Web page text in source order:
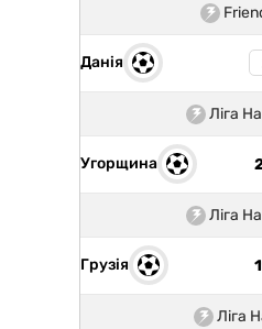
Данія
Ліга
Угорщина
Ліга
Грузія
Ліга